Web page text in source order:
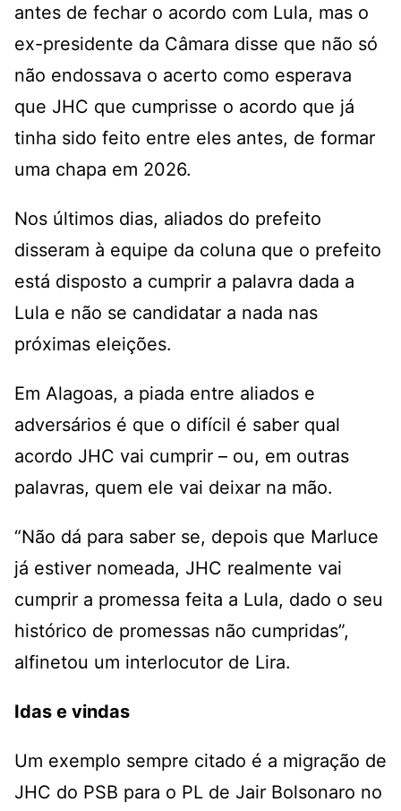
antes de fechar o acordo com Lula, mas o
ex-presidente da Câmara disse que não só
não endossava o acerto como esperava
que JHC que cumprisse o acordo que já
tinha sido feito entre eles antes, de formar
uma chapa em 2026.
Nos últimos dias, aliados do prefeito
disseram à equipe da coluna que o prefeito
está disposto a cumprir a palavra dada a
Lula e não se candidatar a nada nas
próximas eleições.
Em Alagoas, a piada entre aliados e
adversários é que o difícil é saber qual
acordo JHC vai cumprir – ou, em outras
palavras, quem ele vai deixar na mão.
“Não dá para saber se, depois que Marluce
já estiver nomeada, JHC realmente vai
cumprir a promessa feita a Lula, dado o seu
histórico de promessas não cumpridas”,
alfinetou um interlocutor de Lira.
Idas e vindas
Um exemplo sempre citado é a migração de
JHC do PSB para o PL de Jair Bolsonaro no